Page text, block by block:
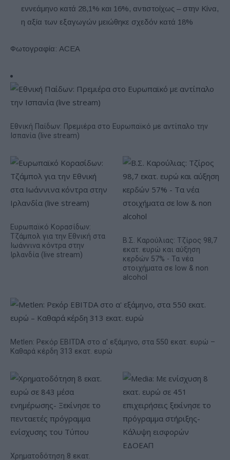
εννεάμηνο κατά 28,1% και 16%, αντιστοίχως – στην Κίνα,
η αξία των εξαγωγών μειώθηκε σχεδόν κατά 18%
Φωτογραφία: ACEA
Εθνική Παίδων: Πρεμιέρα στο Ευρωπαϊκό με αντίπαλο την
Ισπανία (live stream)
Ευρωπαϊκό Κορασίδων:
Τζάμπολ για την Εθνική στα
Ιωάννινα κόντρα στην
Ιρλανδία (live stream)
Β.Σ. Καρούλιας: Τζίρος 98,7
εκατ. ευρώ και αύξηση
κερδών 57% - Τα νέα
στοιχήματα σε low & non
alcohol
Metlen: Ρεκόρ EBITDA στο α' εξάμηνο, στα 550 εκατ. ευρώ –
Καθαρά κέρδη 313 εκατ. ευρώ
Χρηματοδότηση 8 εκατ.